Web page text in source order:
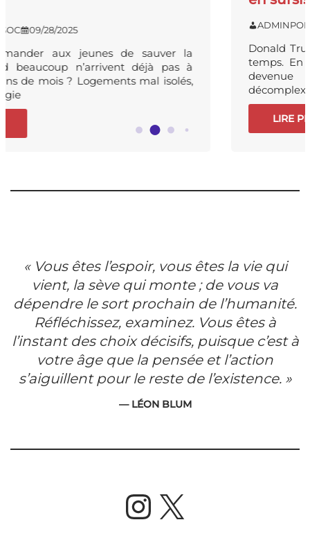
2025
aux jeunes de sauver la
n’arrivent déjà pas à
? Logements mal isolés,
ADMINPOINGSOC
Donald Trump
temps. En
devenue le
décomplexé. Nous
LIRE PLUS
« Vous êtes l’espoir, vous êtes la vie qui
vient, la sève qui monte ; de vous va
dépendre le sort prochain de l’humanité.
Réfléchissez, examinez. Vous êtes à
l’instant des choix décisifs, puisque c’est à
votre âge que la pensée et l’action
s’aiguillent pour le reste de l’existence. »
— LÉON BLUM